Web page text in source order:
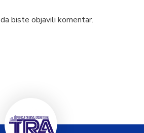
da biste objavili komentar.